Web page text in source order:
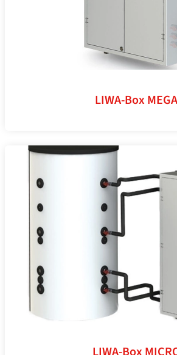
LIWA-Box MEGA